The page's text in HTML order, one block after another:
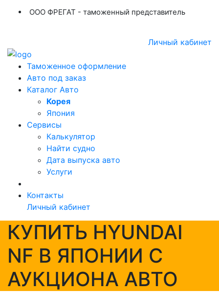
ООО ФРЕГАТ - таможенный представитель
Личный кабинет
Таможенное оформление
Авто под заказ
Каталог Авто
Корея
Япония
Сервисы
Калькулятор
Найти судно
Дата выпуска авто
Услуги
Контакты
Личный кабинет
КУПИТЬ HYUNDAI
NF В ЯПОНИИ С
АУКЦИОНА АВТО